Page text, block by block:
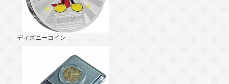
ディズニーコイン